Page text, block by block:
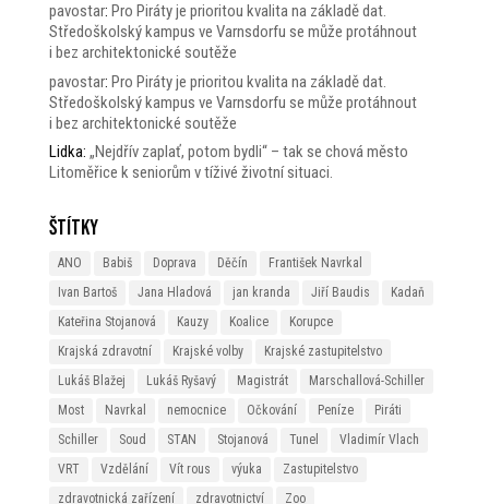
pavostar: Pro Piráty je prioritou kvalita na základě dat.
Středoškolský kampus ve Varnsdorfu se může protáhnout
i bez architektonické soutěže
pavostar: Pro Piráty je prioritou kvalita na základě dat.
Středoškolský kampus ve Varnsdorfu se může protáhnout
i bez architektonické soutěže
Lidka: „Nejdřív zaplať, potom bydli“ – tak se chová město
Litoměřice k seniorům v tíživé životní situaci.
Štítky
ANO Babiš Doprava Děčín
František Navrkal
Ivan Bartoš
Jana Hladová jan kranda Jiří Baudis
Kadaň
Kateřina Stojanová
Kauzy Koalice
Korupce
Krajská zdravotní
Krajské volby
Krajské zastupitelstvo
Lukáš Blažej
Lukáš Ryšavý Magistrát
Marschallová-Schiller
Most
Navrkal nemocnice Očkování Peníze
Piráti
Schiller
Soud STAN Stojanová Tunel
Vladimír Vlach
VRT
Vzdělání Vít rous výuka
Zastupitelstvo
zdravotnická zařízení
zdravotnictví
Zoo